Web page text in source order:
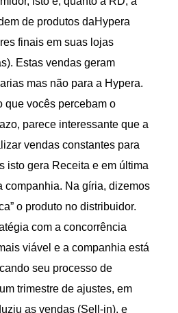
de produtos daHypera
finais em suas lojas
Estas vendas geram
mas não para a Hypera.
vocês percebam o
parece interessante que a
vendas constantes para
isto gera Receita e em última
companhia. Na gíria, dizemos
o produto no distribuidor.
com a concorrência
viável e a companhia está
seu processo de
trimestre de ajustes, em
as vendas (Sell-in), e